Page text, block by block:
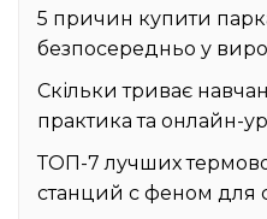
5 причин купити
безпосередньо у
Скільки триває
практика та онлайн-
ТОП-7 лучших
станций с феном для